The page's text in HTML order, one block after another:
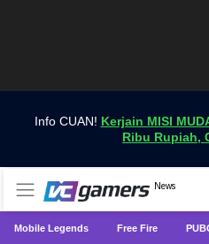
Info CUAN! Kerjain MISI
Ribu Rupiah,
News
Dapatkan
Mobile Legends Free Fire